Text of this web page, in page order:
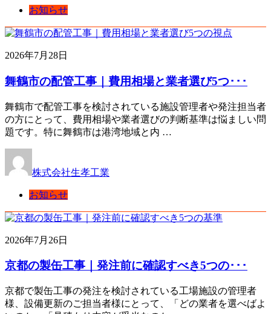
お知らせ
2026年7月28日
舞鶴市の配管工事｜費用相場と業者選び5つ･･･
舞鶴市で配管工事を検討されている施設管理者や発注担当者
の方にとって、費用相場や業者選びの判断基準は悩ましい問
題です。特に舞鶴市は港湾地域と内 …
株式会社生孝工業
お知らせ
2026年7月26日
京都の製缶工事｜発注前に確認すべき5つの･･･
京都で製缶工事の発注を検討されている工場施設の管理者
様、設備更新のご担当者様にとって、「どの業者を選べばよ